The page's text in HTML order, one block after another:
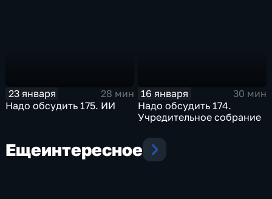
23 января
28 мин
Надо обсудить 175. ИИ
16 января
30 мин
Надо обсудить 174.
Учредительное собрание
Ещеинтересное